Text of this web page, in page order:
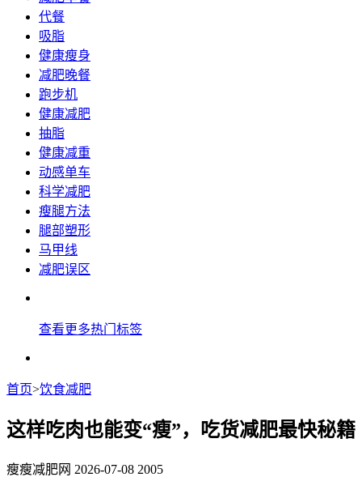
代餐
吸脂
健康瘦身
减肥晚餐
跑步机
健康减肥
抽脂
健康减重
动感单车
科学减肥
瘦腿方法
腿部塑形
马甲线
减肥误区
查看更多热门标签
首页>饮食减肥
这样吃肉也能变“瘦”，吃货减肥最快秘籍
瘦瘦减肥网 2026-07-08 2005